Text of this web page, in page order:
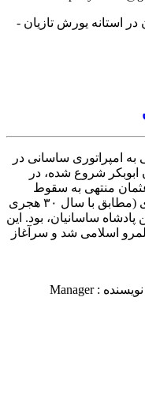
در استانه یورش تازیان -
امپراتوری ساسانی در
ابوبکر شروع شده، در
منتهی به سقوط
کامل دولت ساسانی در سال ۶۵۱ میلادی (مطابق با سال ۳۰ هجری
ساسانیان، بود. این
اسلامی شد و سرآغاز
نویسنده : Manager